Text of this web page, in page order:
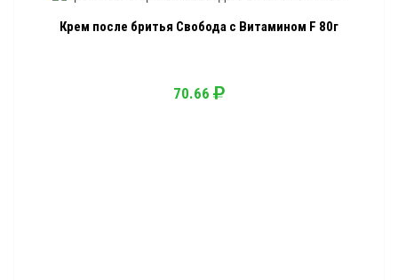
Крем после бритья Свобода с Витамином F 80г
70.66